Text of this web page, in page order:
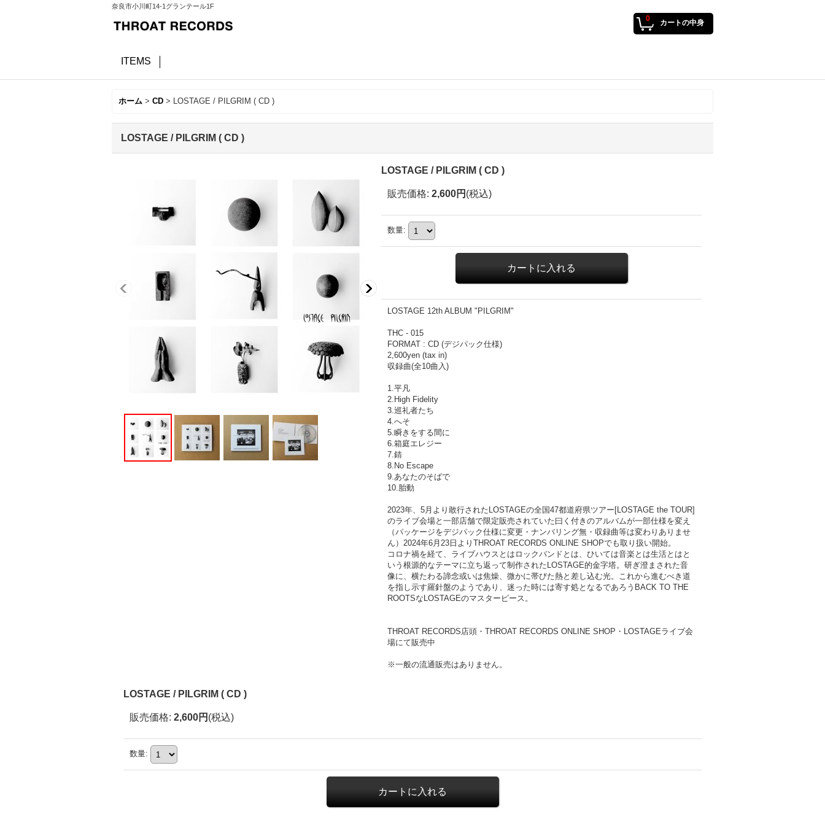
奈良市小川町14-1グランテール1F
0 カートの中身
ITEMS
ホーム > CD > LOSTAGE / PILGRIM ( CD )
LOSTAGE / PILGRIM ( CD )
LOSTAGE / PILGRIM ( CD )
販売価格: 2,600円 (税込)
数量:
LOSTAGE 12th ALBUM "PILGRIM"
THC - 015
FORMAT : CD (デジパック仕様)
2,600yen (tax in)
収録曲(全10曲入)
1.平凡
2.High Fidelity
3.巡礼者たち
4.へそ
5.瞬きをする間に
6.箱庭エレジー
7.錆
8.No Escape
9.あなたのそばで
10.胎動
2023年、5月より敢行されたLOSTAGEの全国47都道府県ツアー[LOSTAGE the TOUR]
のライブ会場と一部店舗で限定販売されていた曰く付きのアルバムが一部仕様を変え
（パッケージをデジパック仕様に変更・ナンバリング無・収録曲等は変わりありませ
ん）2024年6月23日よりTHROAT RECORDS ONLINE SHOPでも取り扱い開始。
コロナ禍を経て、ライブハウスとはロックバンドとは、ひいては音楽とは生活とはと
いう根源的なテーマに立ち返って制作されたLOSTAGE的金字塔。研ぎ澄まされた音
像に、横たわる諦念或いは焦燥、微かに帯びた熱と差し込む光。これから進むべき道
を指し示す羅針盤のようであり、迷った時には寄す処となるであろうBACK TO THE
ROOTSなLOSTAGEのマスターピース。
THROAT RECORDS店頭・THROAT RECORDS ONLINE SHOP・LOSTAGEライブ会
場にて販売中
※一般の流通販売はありません。
LOSTAGE / PILGRIM ( CD )
販売価格: 2,600円 (税込)
数量: